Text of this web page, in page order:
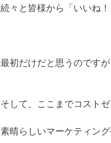
続々と皆様から「いいね
最初だけだと思うのです
そして、ここまでコストゼ
素晴らしいマーケティン